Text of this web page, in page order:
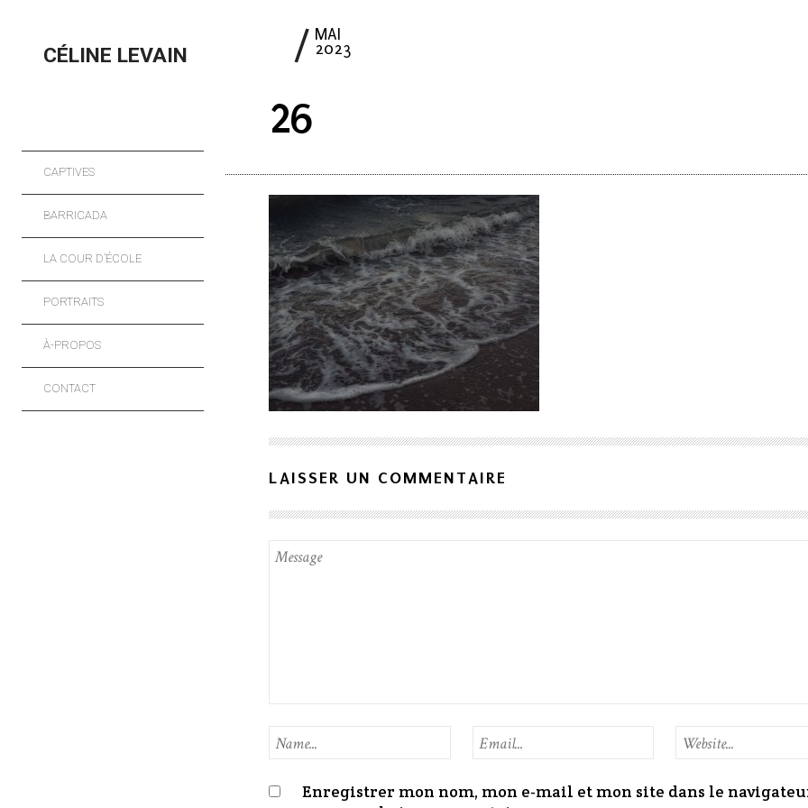
CÉLINE LEVAIN
CAPTIVES
BARRICADA
LA COUR D’ÉCOLE
PORTRAITS
À-PROPOS
CONTACT
MAI
2023
26
LAISSER UN COMMENTAIRE
Enregistrer mon nom, mon e-mail et mon site dans le